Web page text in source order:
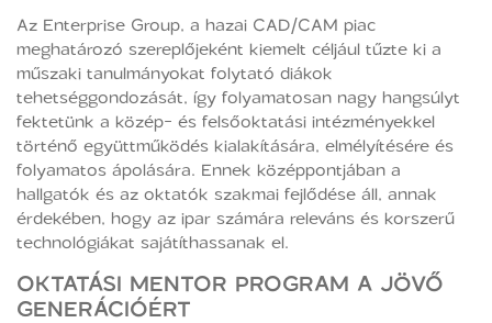
Az Enterprise Group, a hazai CAD/CAM piac
meghatározó szereplőjeként kiemelt céljául tűzte ki a
műszaki tanulmányokat folytató diákok
tehetséggondozását, így folyamatosan nagy hangsúlyt
fektetünk a közép- és felsőoktatási intézményekkel
történő együttműködés kialakítására, elmélyítésére és
folyamatos ápolására. Ennek középpontjában a
hallgatók és az oktatók szakmai fejlődése áll, annak
érdekében, hogy az ipar számára releváns és korszerű
technológiákat sajátíthassanak el.
OKTATÁSI MENTOR PROGRAM A JÖVŐ
GENERÁCIÓÉRT